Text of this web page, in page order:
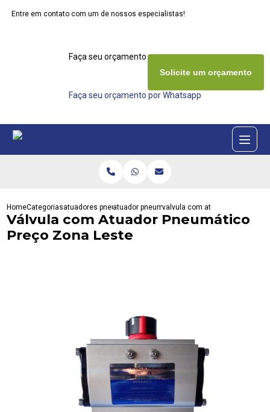
Entre em contato com um de nossos especialistas!
Faça seu orçamento agora mesmo
Faça seu orçamento por Whatsapp
Solicite um orçamento
HomeCategoriasatuadores pneumaticosatuador pneumatico interativa
valvula com atuador
Válvula com Atuador Pneumático
Preço Zona Leste